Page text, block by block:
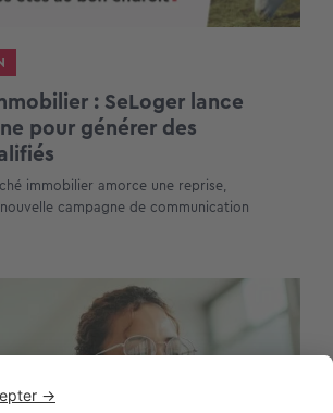
: SeLoger lance
pour générer des
immobilier amorce une reprise,
campagne de communication